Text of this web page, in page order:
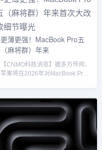
MateBook Fold 非凡大师上市首
月，便驱动2万元以上高端笔记本
市场（不含游戏本）销量激增至5
月的4.5倍，并以73%的惊人份额
占据该市场的绝对领先地位。这一
组强有力的数据不仅是市场对一款
号：由形态创新与智慧体...
更薄更强！MacBook Pro五
（麻将群）年来
【CNMO科技消息】据多方传闻，
苹果将在2026年对MacBook Pro
媒获悉，本次大升级将包含五大核
心变化：OLED显示屏继2024年
iPad Pro首次采用OLED技术后，
MacBook Pro系列将在2026年迎
来该技术的首次应用。据TheElec
报道，苹果将采用与iPad Pro相同